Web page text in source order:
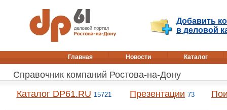
Добавить
в деловой
Главная Новости Каталог
Справочник компаний Ростова-на-Дону
Каталог DP61.RU 15721 Презентации 73